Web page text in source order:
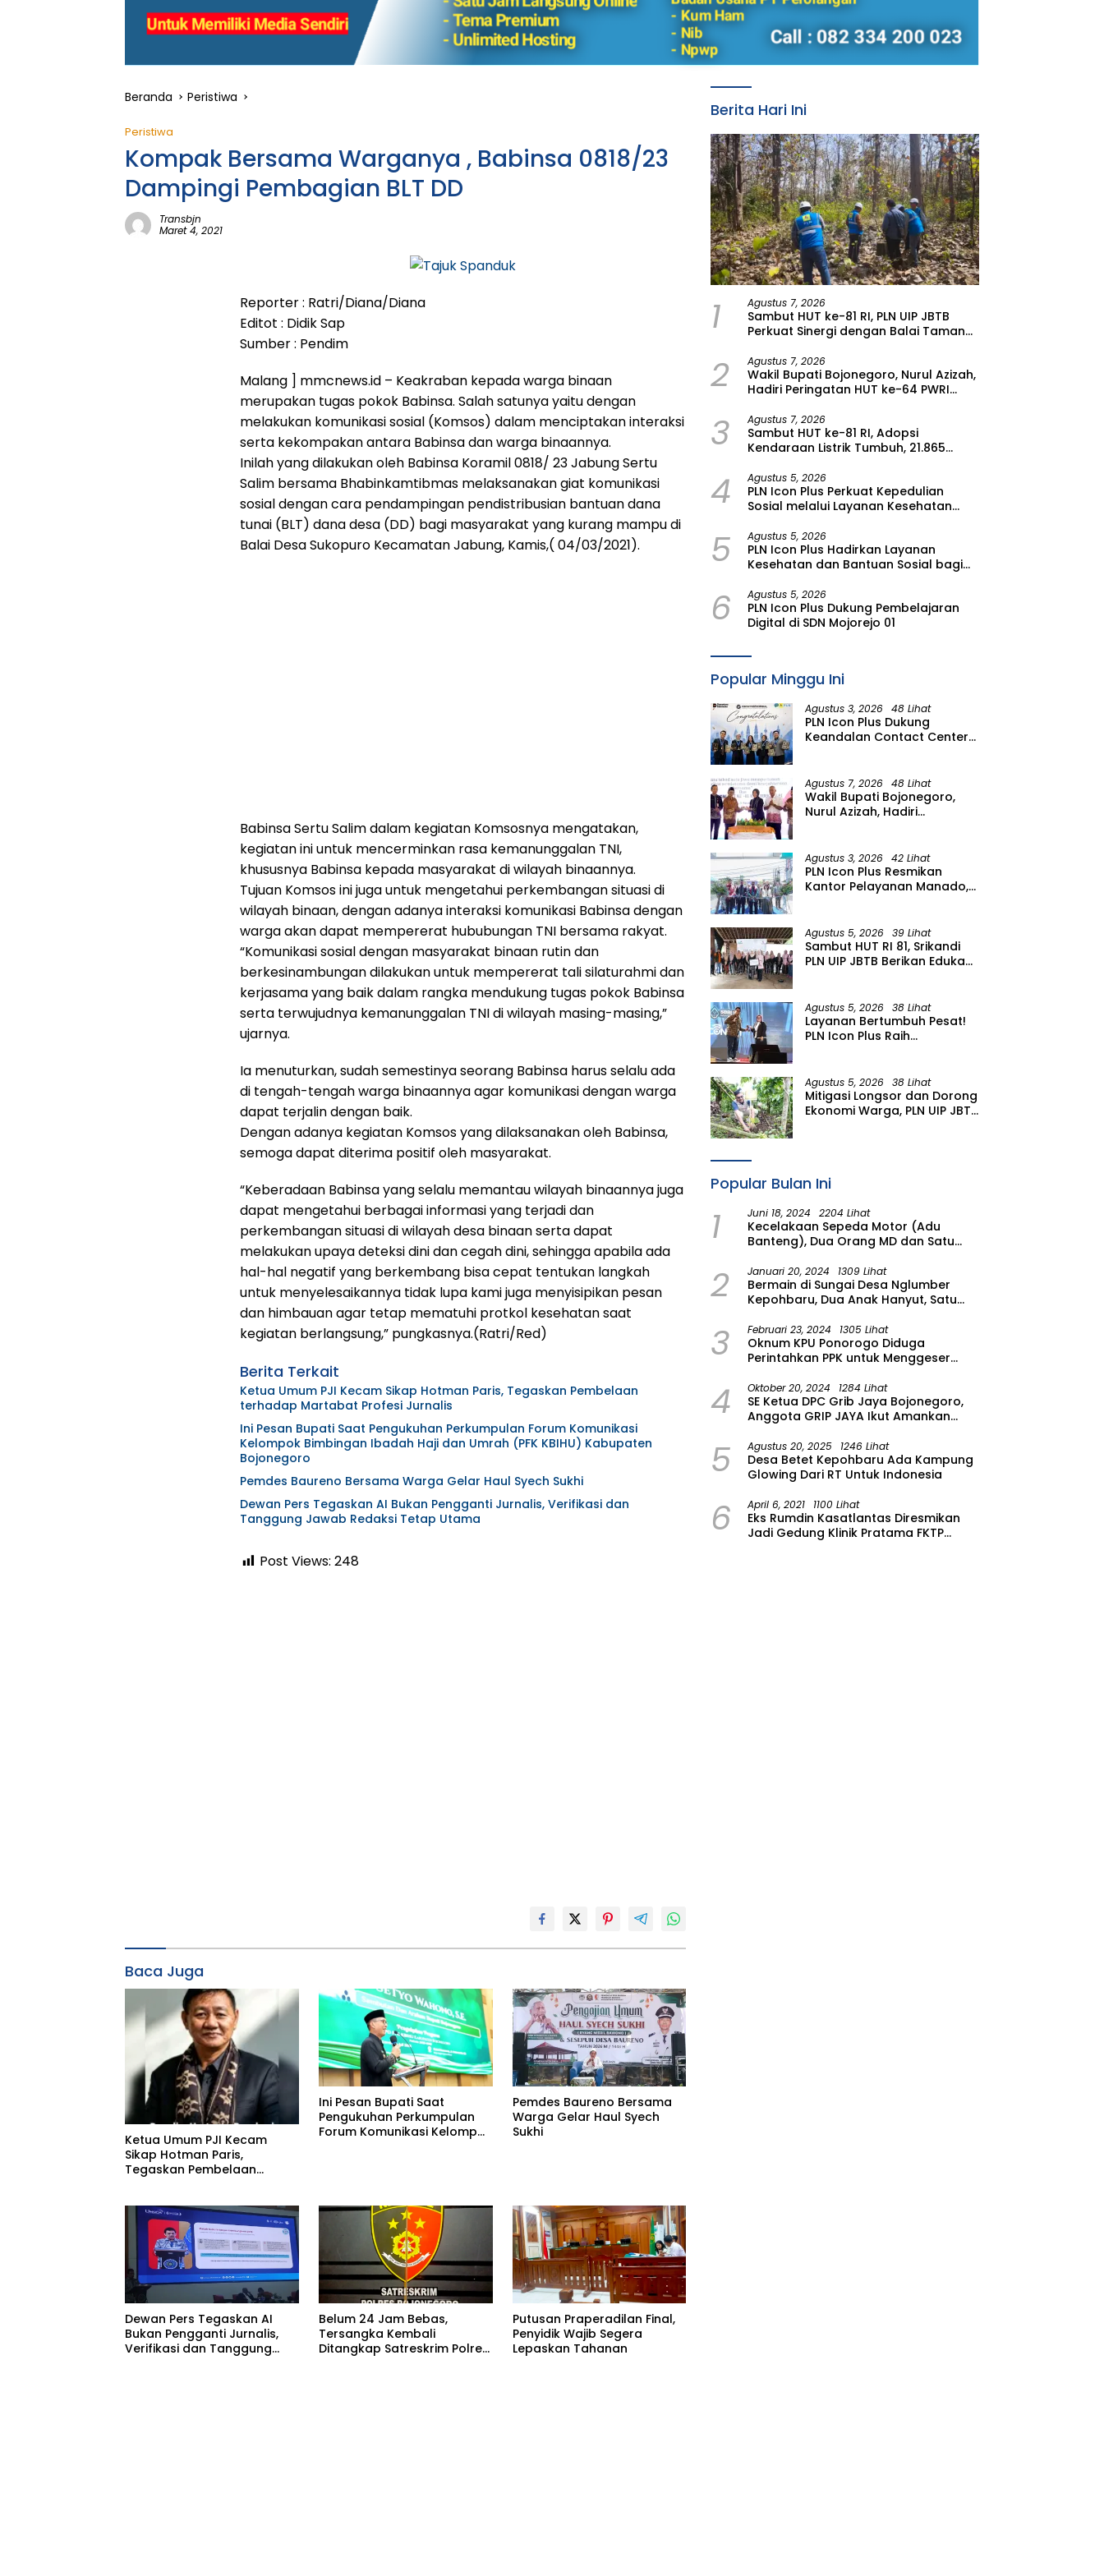
Beranda Peristiwa
Peristiwa
Kompak Bersama Warganya , Babinsa 0818/23
Dampingi Pembagian BLT DD
Transbjn
Maret 4, 2021
Reporter : Ratri/Diana/Diana
Editot : Didik Sap
Sumber : Pendim
Malang ] mmcnews.id – Keakraban kepada warga binaan
merupakan tugas pokok Babinsa. Salah satunya yaitu dengan
melakukan komunikasi sosial (Komsos) dalam menciptakan interaksi
serta kekompakan antara Babinsa dan warga binaannya.
Inilah yang dilakukan oleh Babinsa Koramil 0818/ 23 Jabung Sertu
Salim bersama Bhabinkamtibmas melaksanakan giat komunikasi
sosial dengan cara pendampingan pendistribusian bantuan dana
tunai (BLT) dana desa (DD) bagi masyarakat yang kurang mampu di
Balai Desa Sukopuro Kecamatan Jabung, Kamis,( 04/03/2021).
Babinsa Sertu Salim dalam kegiatan Komsosnya mengatakan,
kegiatan ini untuk mencerminkan rasa kemanunggalan TNI,
khususnya Babinsa kepada masyarakat di wilayah binaannya.
Tujuan Komsos ini juga untuk mengetahui perkembangan situasi di
wilayah binaan, dengan adanya interaksi komunikasi Babinsa dengan
warga akan dapat mempererat hububungan TNI bersama rakyat.
“Komunikasi sosial dengan masyarakat binaan rutin dan
berkesinambungan dilakukan untuk mempererat tali silaturahmi dan
kerjasama yang baik dalam rangka mendukung tugas pokok Babinsa
serta terwujudnya kemanunggalan TNI di wilayah masing-masing,”
ujarnya.
Ia menuturkan, sudah semestinya seorang Babinsa harus selalu ada
di tengah-tengah warga binaannya agar komunikasi dengan warga
dapat terjalin dengan baik.
Dengan adanya kegiatan Komsos yang dilaksanakan oleh Babinsa,
semoga dapat diterima positif oleh masyarakat.
“Keberadaan Babinsa yang selalu memantau wilayah binaannya juga
dapat mengetahui berbagai informasi yang terjadi dan
perkembangan situasi di wilayah desa binaan serta dapat
melakukan upaya deteksi dini dan cegah dini, sehingga apabila ada
hal-hal negatif yang berkembang bisa cepat tentukan langkah
untuk menyelesaikannya tidak lupa kami juga menyisipikan pesan
dan himbauan agar tetap mematuhi protkol kesehatan saat
kegiatan berlangsung,” pungkasnya.(Ratri/Red)
Berita Terkait
Ketua Umum PJI Kecam Sikap Hotman Paris, Tegaskan Pembelaan
terhadap Martabat Profesi Jurnalis
Ini Pesan Bupati Saat Pengukuhan Perkumpulan Forum Komunikasi
Kelompok Bimbingan Ibadah Haji dan Umrah (PFK KBIHU) Kabupaten
Bojonegoro
Pemdes Baureno Bersama Warga Gelar Haul Syech Sukhi
Dewan Pers Tegaskan AI Bukan Pengganti Jurnalis, Verifikasi dan
Tanggung Jawab Redaksi Tetap Utama
Post Views: 248
Baca Juga
Ketua Umum PJI Kecam
Sikap Hotman Paris,
Tegaskan Pembelaan
Ini Pesan Bupati Saat
Pengukuhan Perkumpulan
Forum Komunikasi Kelompok
Pemdes Baureno Bersama
Warga Gelar Haul Syech
Sukhi
Dewan Pers Tegaskan AI
Bukan Pengganti Jurnalis,
Verifikasi dan Tanggung
Belum 24 Jam Bebas,
Tersangka Kembali
Ditangkap Satreskrim Polres
Putusan Praperadilan Final,
Penyidik Wajib Segera
Lepaskan Tahanan
Berita Hari Ini
1 Agustus 7, 2026
Sambut HUT ke-81 RI, PLN UIP JBTB
Perkuat Sinergi dengan Balai Taman
Rencana Proyek SUTET 500 kV Paiton–
Watudodol/Kalipuro
2 Agustus 7, 2026
Wakil Bupati Bojonegoro, Nurul Azizah,
Hadiri Peringatan HUT ke-64 PWRI
3 Agustus 7, 2026
Sambut HUT ke-81 RI, Adopsi
Kendaraan Listrik Tumbuh, 21.865
Charging Services PLN pada Semester
I 2026
4 Agustus 5, 2026
PLN Icon Plus Perkuat Kepedulian
Sosial melalui Layanan Kesehatan
Lansia di Malang
5 Agustus 5, 2026
PLN Icon Plus Hadirkan Layanan
Kesehatan dan Bantuan Sosial bagi
6 Agustus 5, 2026
PLN Icon Plus Dukung Pembelajaran
Digital di SDN Mojorejo 01
Popular Minggu Ini
Agustus 3, 2026 48 Lihat
PLN Icon Plus Dukung
Keandalan Contact Center
Agustus 7, 2026 48 Lihat
Wakil Bupati Bojonegoro,
Nurul Azizah, Hadiri
Agustus 3, 2026 42 Lihat
PLN Icon Plus Resmikan
Kantor Pelayanan Manado,
Agustus 5, 2026 39 Lihat
Sambut HUT RI 81, Srikandi
PLN UIP JBTB Berikan Edukasi
Perempuan Tangguh
Bencana di Kampung Aren
Simacan Banyuwangi
Agustus 5, 2026 38 Lihat
Layanan Bertumbuh Pesat!
PLN Icon Plus Raih
Agustus 5, 2026 38 Lihat
Mitigasi Longsor dan Dorong
Ekonomi Warga, PLN UIP JBTB
Popular Bulan Ini
1 Juni 18, 2024 2204 Lihat
Kecelakaan Sepeda Motor (Adu
Banteng), Dua Orang MD dan Satu
2 Januari 20, 2024 1309 Lihat
Bermain di Sungai Desa Nglumber
Kepohbaru, Dua Anak Hanyut, Satu
Masih Dalam Pencarian
3 Februari 23, 2024 1305 Lihat
Oknum KPU Ponorogo Diduga
Perintahkan PPK untuk Menggeser
Provinsi Asal Partai Gerindra
4 Oktober 20, 2024 1284 Lihat
SE Ketua DPC Grib Jaya Bojonegoro,
Anggota GRIP JAYA Ikut Amankan
Wilayah Bojonegoro
5 Agustus 20, 2025 1246 Lihat
Desa Betet Kepohbaru Ada Kampung
Glowing Dari RT Untuk Indonesia
6 April 6, 2021 1100 Lihat
Eks Rumdin Kasatlantas Diresmikan
Jadi Gedung Klinik Pratama FKTP